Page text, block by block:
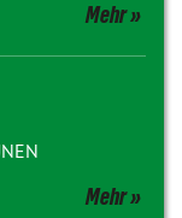
Mehr
Mehr